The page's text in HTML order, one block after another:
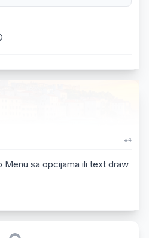
#4
Menu sa opcijama ili text draw